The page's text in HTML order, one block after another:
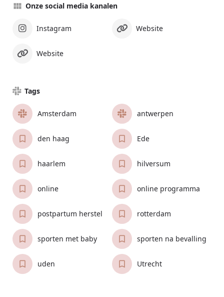
Onze social media kanalen
Instagram Website
Website
Tags
Amsterdam antwerpen
den haag Ede
haarlem hilversum
online online programma
postpartum herstel rotterdam
sporten met baby sporten na bevalling
uden Utrecht